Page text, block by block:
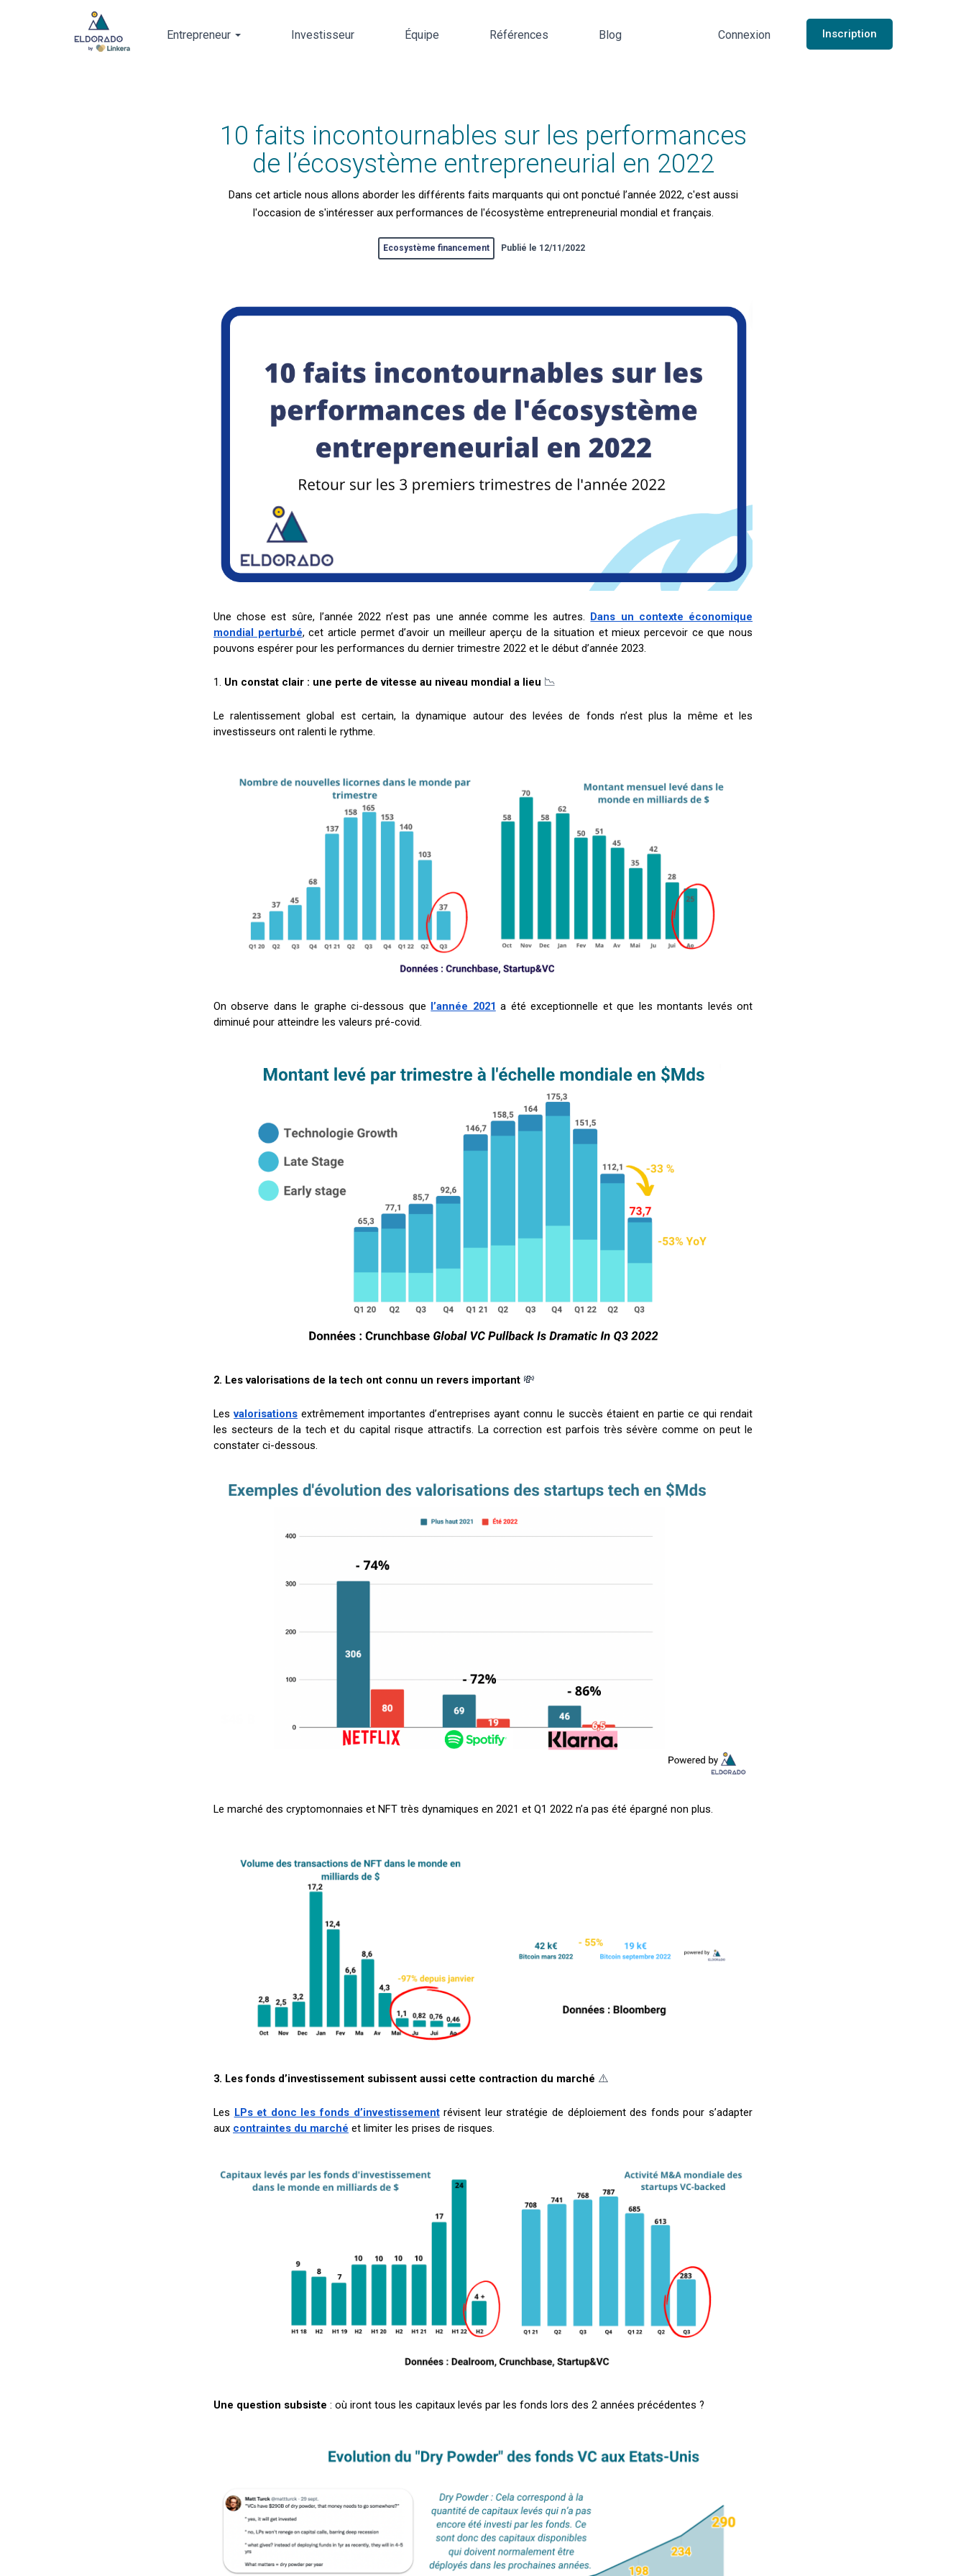
Entrepreneur Investisseur Équipe Références Blog Connexion Inscription
10 faits incontournables sur les performances
de l’écosystème entrepreneurial en 2022
Dans cet article nous allons aborder les différents faits marquants qui ont ponctué l’année 2022, c'est aussi
l'occasion de s'intéresser aux performances de l'écosystème entrepreneurial mondial et français.
Ecosystème financement Publié le 12/11/2022
Une chose est sûre, l’année 2022 n’est pas une année comme les autres.
Dans un contexte économique
mondial perturbé, cet article permet d’avoir un meilleur aperçu de la situation et mieux percevoir ce que nous
pouvons espérer pour les performances du dernier trimestre 2022 et le début d’année 2023.
1. Un constat clair : une perte de vitesse au niveau mondial a lieu 📉
Le ralentissement global est certain, la dynamique autour des levées de fonds n’est plus la même et les
investisseurs ont ralenti le rythme.
On observe dans le graphe ci-dessous que l’année 2021 a été exceptionnelle et que les montants levés ont
diminué pour atteindre les valeurs pré-covid.
2. Les valorisations de la tech ont connu un revers important 💸
Lesvalorisations extrêmement importantes d’entreprises ayant connu le succès étaient en partie ce qui rendait
les secteurs de la tech et du capital risque attractifs. La correction est parfois très sévère comme on peut le
constater ci-dessous.
Le marché des cryptomonnaies et NFT très dynamiques en 2021 et Q1 2022 n’a pas été épargné non plus.
3. Les fonds d’investissement subissent aussi cette contraction du marché ⚠️
Les LPs et donc les fonds d’investissementrévisent leur stratégie de déploiement des fonds pour s’adapter
aux contraintes du marché et limiter les prises de risques.
Une question subsiste : où iront tous les capitaux levés par les fonds lors des 2 années précédentes ?